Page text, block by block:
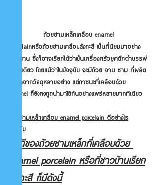
porcelainหรือถ้วยชามเคลือบสังกะสี เป็นที่นิยมมาอย่าง
ยาวนาน ซึ่งก็อาจเรียกได้ว่าเป็นเครื่องครัวยุคดึกดำบรรพ์
เลยทีเดียว โดยแม้ว่าในปัจจุบัน จะมีถ้วย จาน ชาม ที่ผลิต
ขึ้นมาจากวัสดุหลายอย่าง แต่ภาชนะที่เคลือบด้วย
enamel ก็ยังคงถูกนำมาใช้กันอย่างแพร่หลายมากทีเดียว
ถ้วยชามเหล็กเคลือบ enamel porcelain ดีอย่างไร
สำหรับ
ข้อดีของถ้วยชามเหล็กที่เคลือบด้วย
enamel porcelain หรือที่ชาวบ้านเรียก
สังกะสี ก็มีดังนี้